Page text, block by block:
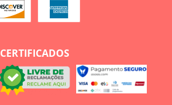
CERTIFICADOS